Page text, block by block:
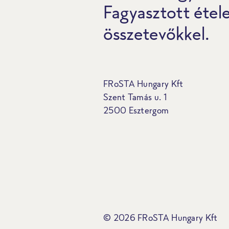
Fagyasztott
összetevőkkel.
FRoSTA Hungary Kft
Szent Tamás u. 1
2500 Esztergom
© 2026 FRoSTA Hungary Kft